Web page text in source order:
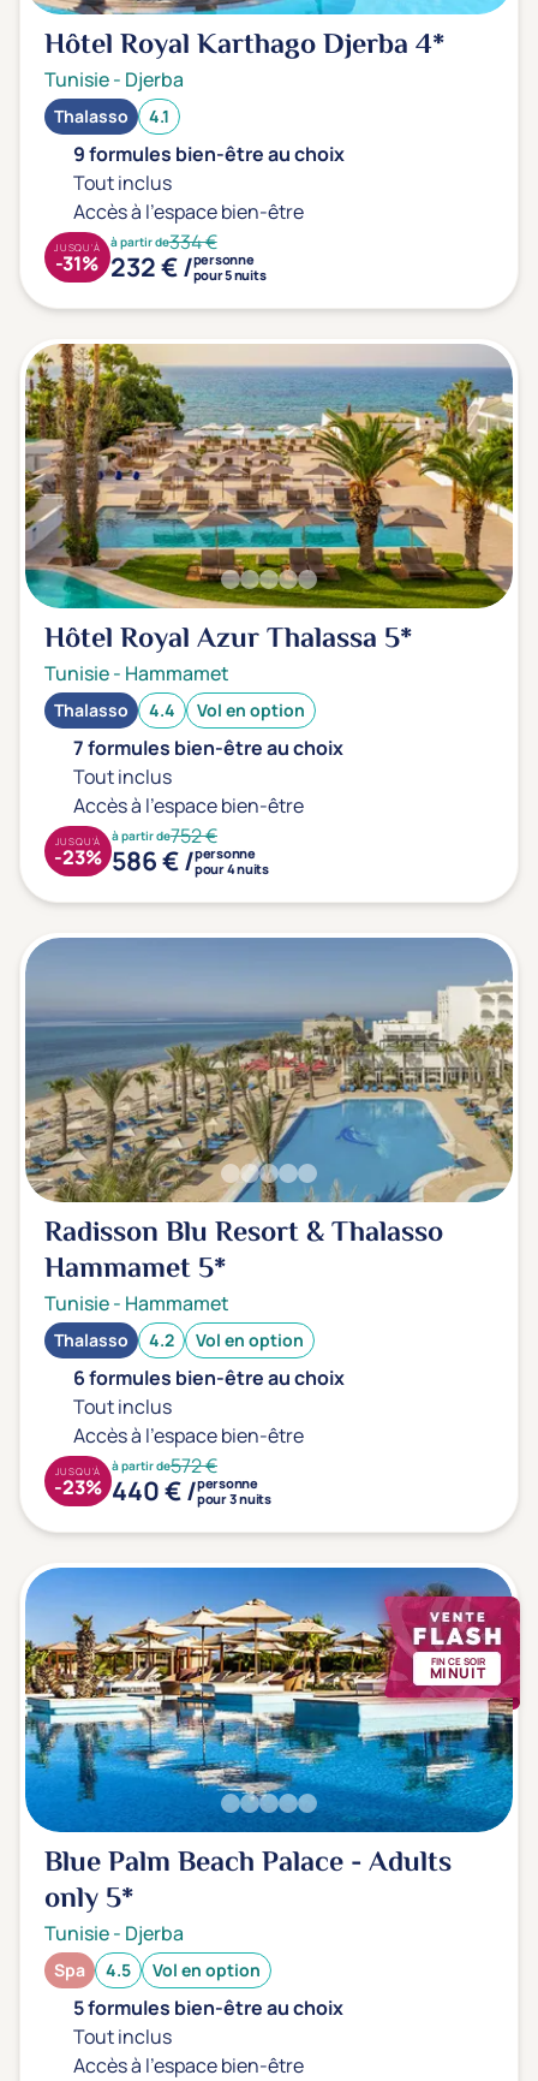
Hôtel Royal Karthago Djerba4*
Tunisie- Djerba
Thalasso 4.1
9 formules bien-être au choix
Tout inclus
Accès à l'espace bien-être
à partir de334 €
232 € /personne
pour 5 nuits
JUSQU'À
-31%
Hôtel Royal Azur Thalassa 5*
Tunisie- Hammamet
Thalasso 4.4 Vol en option
7 formules bien-être au choix
Tout inclus
Accès à l'espace bien-être
à partir de752 €
586 € /personne
pour 4 nuits
JUSQU'À
-23%
Radisson Blu Resort & Thalasso
Hammamet5*
Tunisie- Hammamet
Thalasso 4.2 Vol en option
6 formules bien-être au choix
Tout inclus
Accès à l'espace bien-être
à partir de572 €
440 € /personne
pour 3 nuits
JUSQU'À
-23%
FIN CE SOIR
MINUIT
Blue Palm Beach Palace - Adults
only5*
Tunisie- Djerba
Spa 4.5 Vol en option
5 formules bien-être au choix
Tout inclus
Accès à l'espace bien-être